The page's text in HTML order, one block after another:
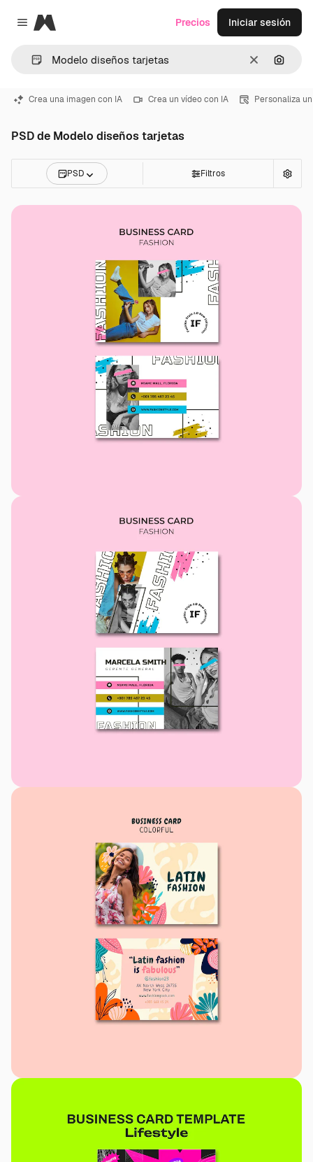
Close menu
Magnific
Borrar
Precios Iniciar sesión
Crea una imagen con IA Crea un vídeo con IA Personaliza
PSD de Modelo diseños tarjetas
PSD Filtros